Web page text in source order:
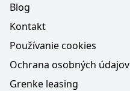
Blog
Kontakt
Používanie cookies
Ochrana osobných údajov
Grenke leasing